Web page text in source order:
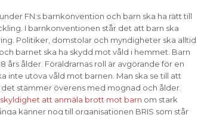
FN:s barnkonvention och barn ska ha rätt till
I barnkonventionen står det att barn ska
Politiker, domstolar och myndigheter ska alltid
barnet ska ha skydd mot våld i hemmet. Barn
års ålder. Föräldrarnas roll är avgörande för en
inte utöva våld mot barnen. Man ska se till att
stämmer överens med mognad och ålder.
skyldighet att anmäla brott mot barn om stark
känner nog till organisationen BRIS som står